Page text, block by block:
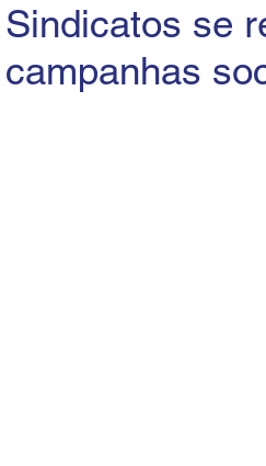
Sindicatos se
campanhas